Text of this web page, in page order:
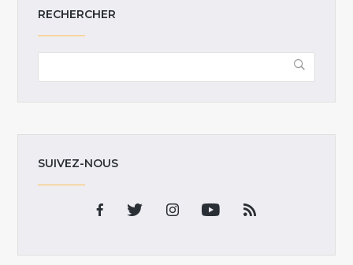
RECHERCHER
SUIVEZ-NOUS